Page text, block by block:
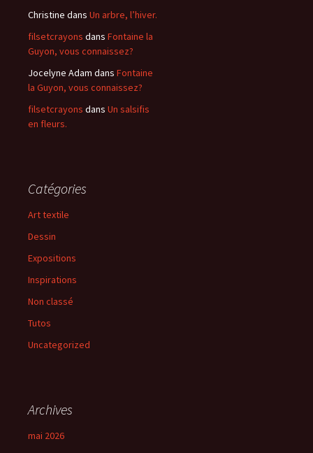
Christine dans Un arbre, l’hiver.
filsetcrayons dans Fontaine la
Guyon, vous connaissez?
Jocelyne Adam dans Fontaine
la Guyon, vous connaissez?
filsetcrayons dans Un salsifis
en fleurs.
Catégories
Art textile
Dessin
Expositions
Inspirations
Non classé
Tutos
Uncategorized
Archives
mai 2026